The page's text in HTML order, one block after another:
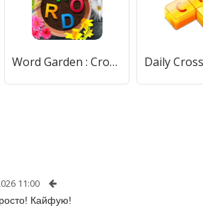
Word Garden : Crosswords (Уорд Гарден) [МОД Premium] APK Android
11:00
Кайфую!